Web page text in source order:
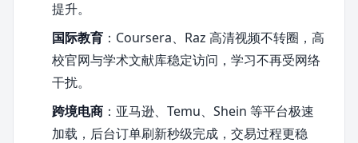
提升。
国际教育 ：Coursera、Raz 高清视频不转圈，高
校官网与学术文献库稳定访问，学习不再受网络
干扰。
跨境电商 ：亚马逊、Temu、Shein 等平台极速
加载，后台订单刷新秒级完成，交易过程更稳